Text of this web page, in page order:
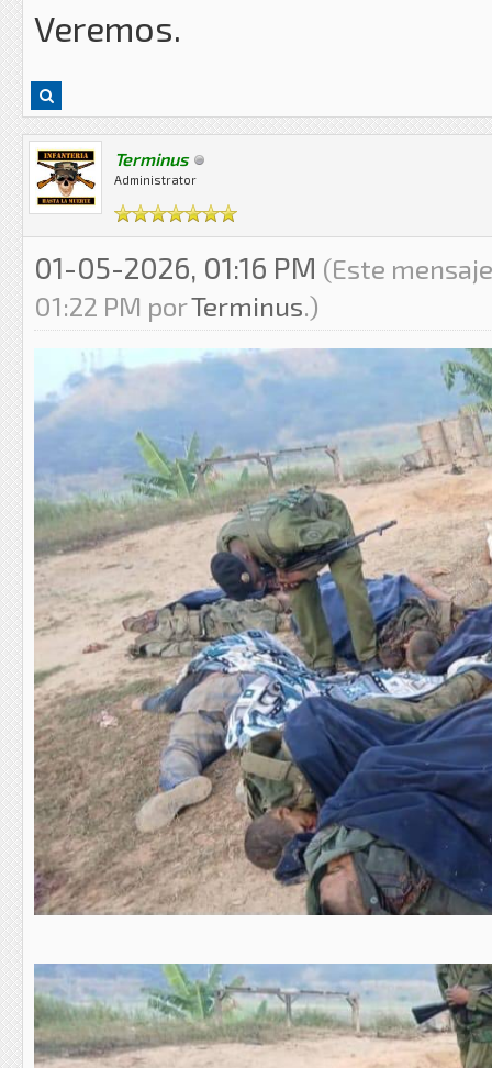
Veremos.
Terminus
Administrator
01-05-2026, 01:16 PM (Este
01:22 PM porTerminus.)